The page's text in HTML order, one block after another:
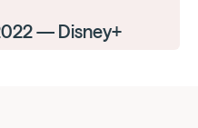
— Disney+